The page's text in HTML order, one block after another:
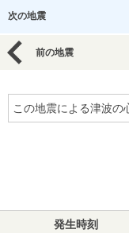
次の地震
前の地震
この地震による津波の
発生時刻